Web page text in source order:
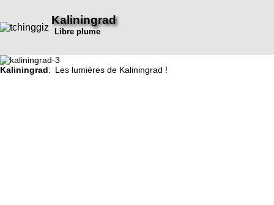
Kaliningrad
Libre plume
Kaliningrad: Les lumières de Kaliningrad !